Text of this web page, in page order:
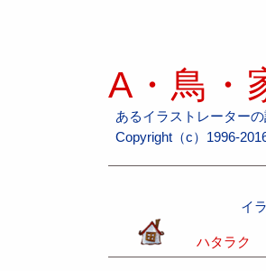
A・鳥・
あるイラストレーターの
Copyright（c）1996-
イ
ハタラク